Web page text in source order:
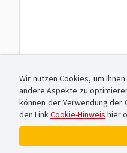
Wir nutzen Cookies, um
andere Aspekte zu
können der Verwendung der
den LinkCookie-Hinweis hier